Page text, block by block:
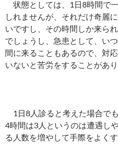
状態としては、1日8時間で
しれませんが、それだけ奇麗
いですし、その時間しか来ら
でしょうし、急患として、い
間に来ることもあるので、対
いないと苦労をすることがあり
1日8人診ると考えた場合で
4時間は3人というのは遭遇し
る人数を増やして手際をよく